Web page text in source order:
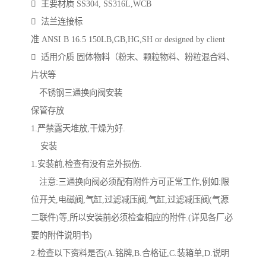
 主要材质 SS304, SS316L,WCB
 法兰连接标
准 ANSI B 16.5 150LB,GB,HG,SH or designed by client
 适用介质 固体物料（粉末、颗粒物料、粉粒混合料、
片状等
不锈钢三通换向阀安装
保管存放
1.严禁露天堆放,干燥为好.
安装
1.安装前,检查有没有意外损伤.
注意:三通换向阀必须配有附件方可正常工作,例如:限
位开关,电磁阀,气缸,过滤减压阀,气缸,过滤减压阀(气源
二联件)等,所以安装前必须检查相应的附件.(详见各厂必
要的附件说明书)
2.检查以下资料是否(A.铭牌,B.合格证,C.装箱单,D.说明